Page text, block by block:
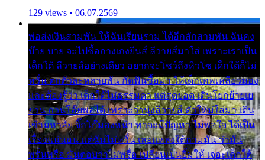
129 views • 06.07.2569
พ่อส่งเงินสามพัน ให้ฉันเรียนราม ได้อีกสักสามพัน ฉันคง
บ๊าย บาย จะไปซื้อกางเกงยีนส์ ลีวายส์มาใส่ เพราะเราเป็น
เด็กใต้ ลีวายส์อย่างเดียว อยากจะโชว์ถึงหิวโซ เด็กใต้ก็ไม่
หวั่น ตกตัวละหลายพัน กัดฟันซื้อมา ให้เด็กเทพเหลียวมอง
และต้องรู้ว่า เด็กใต้ไม่ธรรมดา แต่สุดยอด เดินโยกย้ายเย
ยวน กวนโอ๊ยพอได้ เพราะว่านุ่งลีวายส์ ตัวใหม่ใส่มา เดิน
เข้ามหาลัย จิ๊กโก๊มองหน้า ท่าจะมีปัญหา ไม่พอใจ ได้เป็น
เรื่องแน่นอน แต่ฉันไม่หวั่น เลยแหลงใต้ถามมัน ว่ามัน
พรั่นพรือ มันตอบว่าไม่พรื่อ เปลี่ยนเป็นยิ้มให้ เจอะเด็กใต้